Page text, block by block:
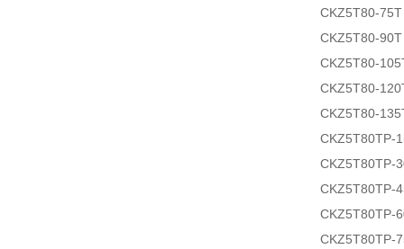
CKZ5T80-75T
CKZ5T80-90T
CKZ5T80-
CKZ5T80-
CKZ5T80-
CKZ5T80TP-
CKZ5T80TP-
CKZ5T80TP-
CKZ5T80TP-
CKZ5T80TP-